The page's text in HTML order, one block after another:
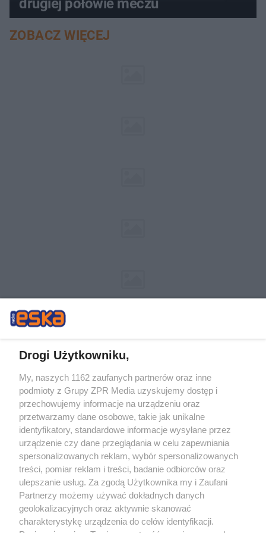
ZOBACZ WIĘCEJ
Żaden utwór zamieszczony w serwisie nie może być powielany i
rozpowszechniany lub dalej rozpowszechniany w jakikolwiek sposób (w
tym także elektroniczny lub mechaniczny) na jakimkolwiek polu
eksploatacji w jakiejkolwiek formie, włącznie z umieszczaniem w Internecie
bez pisemnej zgody właściciela praw. Jakiekolwiek użycie lub
wykorzystanie utworów w całości lub w części z naruszeniem prawa, tzn.
bez właściwej zgody, jest zabronione pod groźbą kary i może być ścigane
prawnie.
Drogi Użytkowniku,
My, naszych 1162 zaufanych partnerów oraz inne
podmioty z Grupy ZPR Media uzyskujemy dostęp i
przechowujemy informacje na urządzeniu oraz
przetwarzamy dane osobowe, takie jak unikalne
identyfikatory, standardowe informacje wysyłane przez
urządzenie czy dane przeglądania w celu zapewniania
spersonalizowanych reklam, wybór spersonalizowanych
treści, pomiar reklam i treści, badanie odbiorców oraz
ulepszanie usług. Za zgodą Użytkownika my i Zaufani
Partnerzy możemy używać dokładnych danych
geolokalizacyjnych oraz aktywnie skanować
charakterystykę urządzenia do celów identyfikacji.